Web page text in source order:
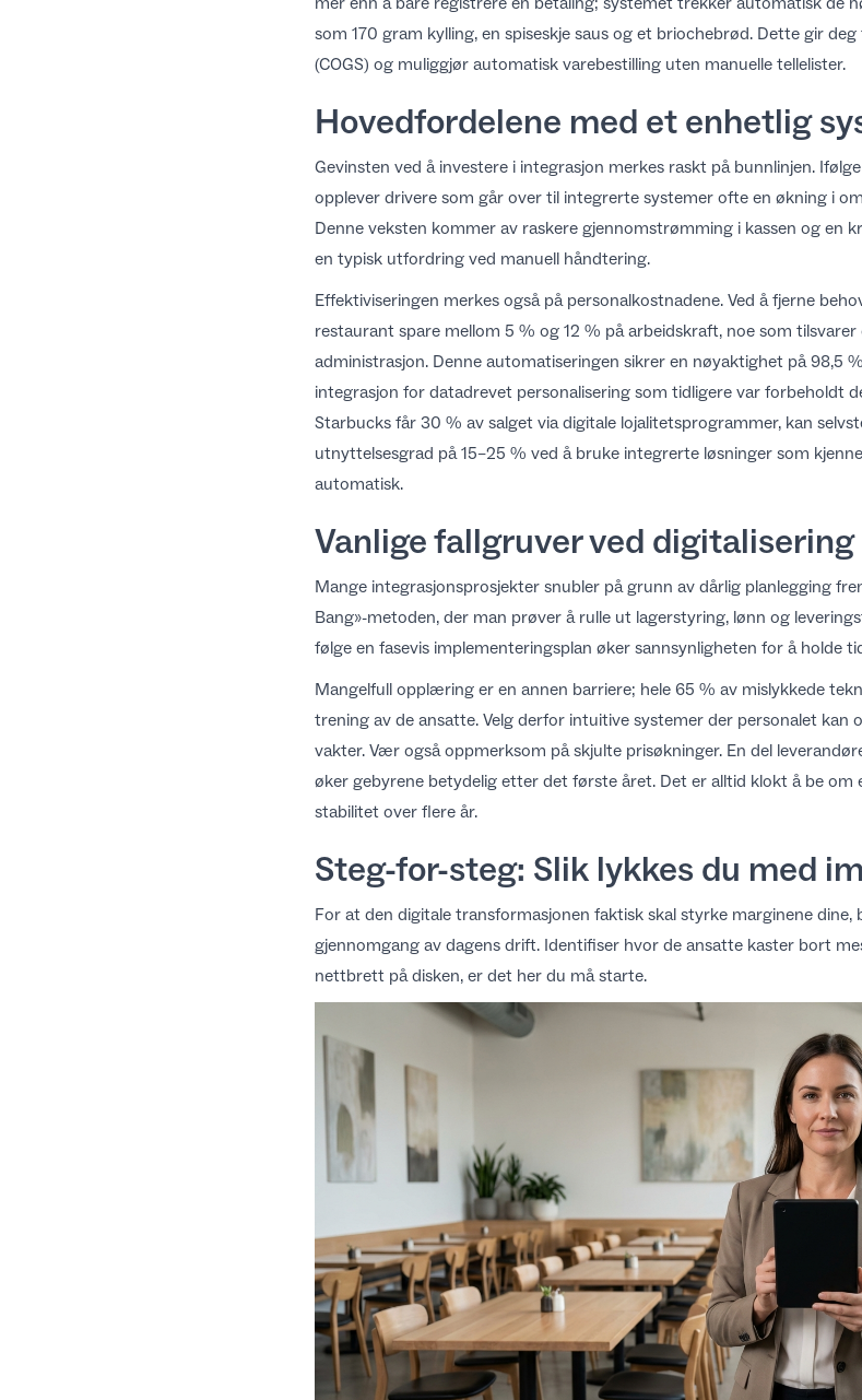
som 170 gram kylling, en spiseskje saus og et briochebrød. Dette gir
(COGS) og muliggjør automatisk varebestilling uten manuelle tellelister.
Hovedfordelene med et enhetlig
Gevinsten ved å investere i integrasjon merkes raskt på bunnlinjen. Ifølge
opplever drivere som går over til integrerte systemer ofte en økning i
Denne veksten kommer av raskere gjennomstrømming i kassen og en
en typisk utfordring ved manuell håndtering.
Effektiviseringen merkes også på personalkostnadene. Ved å fjerne
restaurant spare mellom 5 % og 12 % på arbeidskraft, noe som
administrasjon. Denne automatiseringen sikrer en nøyaktighet på 98,5
integrasjon for datadrevet personalisering som tidligere var forbeholdt
Starbucks får 30 % av salget via digitale lojalitetsprogrammer, kan
utnyttelsesgrad på 15–25 % ved å bruke integrerte løsninger som
automatisk.
Vanlige fallgruver ved digitalisering
Mange integrasjonsprosjekter snubler på grunn av dårlig planlegging
Bang»-metoden, der man prøver å rulle ut lagerstyring, lønn og
følge en fasevis implementeringsplan øker sannsynligheten for å holde
Mangelfull opplæring er en annen barriere; hele 65 % av mislykkede
trening av de ansatte. Velg derfor intuitive systemer der personalet kan
vakter. Vær også oppmerksom på skjulte prisøkninger. En del
øker gebyrene betydelig etter det første året. Det er alltid klokt å be
stabilitet over flere år.
Steg-for-steg: Slik lykkes du med
For at den digitale transformasjonen faktisk skal styrke marginene
gjennomgang av dagens drift. Identifiser hvor de ansatte kaster bort
nettbrett på disken, er det her du må starte.